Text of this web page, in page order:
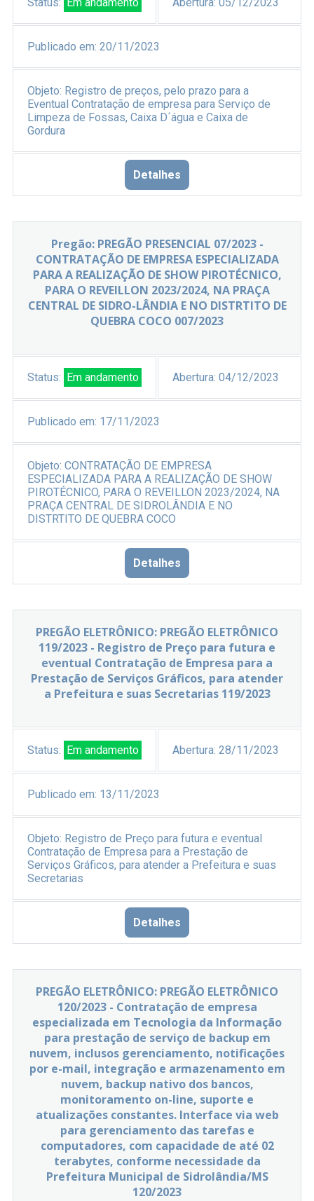
Status: Em andamento Abertura: 05/12/2023
Publicado em: 20/11/2023
Objeto: Registro de preços, pelo prazo para a
Eventual Contratação de empresa para Serviço de
Limpeza de Fossas, Caixa D´água e Caixa de
Gordura
Detalhes
Pregão: PREGÃO PRESENCIAL 07/2023 -
CONTRATAÇÃO DE EMPRESA ESPECIALIZADA
PARA A REALIZAÇÃO DE SHOW PIROTÉCNICO,
PARA O REVEILLON 2023/2024, NA PRAÇA
CENTRAL DE SIDRO-LÂNDIA E NO DISTRTITO DE
QUEBRA COCO 007/2023
Status: Em andamento Abertura: 04/12/2023
Publicado em: 17/11/2023
Objeto: CONTRATAÇÃO DE EMPRESA
ESPECIALIZADA PARA A REALIZAÇÃO DE SHOW
PIROTÉCNICO, PARA O REVEILLON 2023/2024, NA
PRAÇA CENTRAL DE SIDROLÂNDIA E NO
DISTRTITO DE QUEBRA COCO
Detalhes
PREGÃO ELETRÔNICO: PREGÃO ELETRÔNICO
119/2023 - Registro de Preço para futura e
eventual Contratação de Empresa para a
Prestação de Serviços Gráficos, para atender
a Prefeitura e suas Secretarias 119/2023
Status: Em andamento Abertura: 28/11/2023
Publicado em: 13/11/2023
Objeto: Registro de Preço para futura e eventual
Contratação de Empresa para a Prestação de
Serviços Gráficos, para atender a Prefeitura e suas
Secretarias
Detalhes
PREGÃO ELETRÔNICO: PREGÃO ELETRÔNICO
120/2023 - Contratação de empresa
especializada em Tecnologia da Informação
para prestação de serviço de backup em
nuvem, inclusos gerenciamento, notificações
por e-mail, integração e armazenamento em
nuvem, backup nativo dos bancos,
monitoramento on-line, suporte e
atualizações constantes. Interface via web
para gerenciamento das tarefas e
computadores, com capacidade de até 02
terabytes, conforme necessidade da
Prefeitura Municipal de Sidrolândia/MS
120/2023